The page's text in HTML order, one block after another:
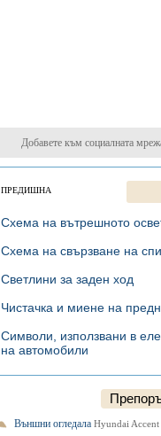
Добавете към социалната
ПРЕДИШНА
Схема на вътрешното
Схема на свързване на
Светлини за заден ход
Чистачка и миене на
Символи, използвани в
на автомобили
Външни огледала Hyundai